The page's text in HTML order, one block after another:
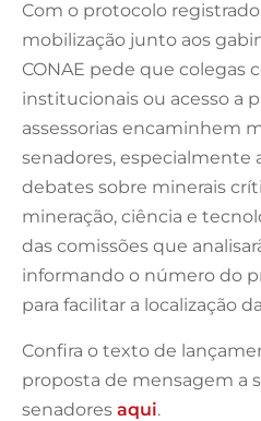
Com o protocolo
mobilização junto aos
CONAE pede que colegas
institucionais ou acesso a
assessorias encaminhem
senadores, especialmente
debates sobre minerais
mineração, ciência e
das comissões que
informando o número do
para facilitar a localização
Confira o texto de
proposta de mensagem a
senadores aqui.